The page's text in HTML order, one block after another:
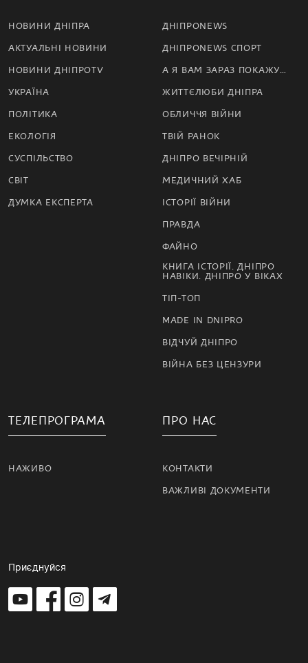
НОВИНИ ДНІПРА
АКТУАЛЬНІ НОВИНИ
НОВИНИ ДНІПРОTV
УКРАЇНА
ПОЛІТИКА
ЕКОЛОГІЯ
СУСПІЛЬСТВО
СВІТ
ДУМКА ЕКСПЕРТА
ДНІПРОNEWS
ДНІПРОNEWS СПОРТ
А Я ВАМ ЗАРАЗ ПОКАЖУ…
ЖИТТЄЛЮБИ ДНІПРА
ОБЛИЧЧЯ ВІЙНИ
ТВІЙ РАНОК
ДНІПРО ВЕЧІРНІЙ
МЕДИЧНИЙ ХАБ
ІСТОРІЇ ВІЙНИ
ПРАВДА
ФАЙНО
КНИГА ІСТОРІЇ. ДНІПРО
НАВІКИ. ДНІПРО У ВІКАХ
ТІП-ТОП
MADE IN DNIPRO
ВІДЧУЙ ДНІПРО
ВІЙНА БЕЗ ЦЕНЗУРИ
ТЕЛЕПРОГРАМА
НАЖИВО
ПРО НАС
КОНТАКТИ
ВАЖЛИВІ ДОКУМЕНТИ
Приєднуйся